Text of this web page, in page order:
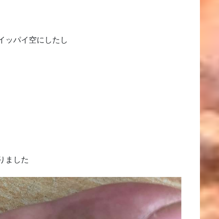
ッパイ空にしたし
ました